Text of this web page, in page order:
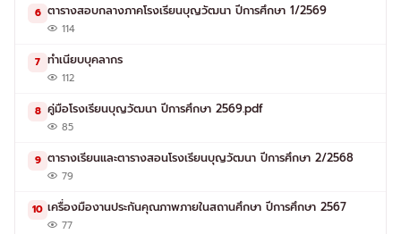
6 ตารางสอบกลางภาคโรงเรียนบุญวัฒนา ปีการศึกษา 1/2569
114
7 ทำเนียบบุคลากร
112
8 คู่มือโรงเรียนบุญวัฒนา ปีการศึกษา 2569.pdf
85
9 ตารางเรียนและตารางสอนโรงเรียนบุญวัฒนา ปีการศึกษา 2/2568
79
10 เครื่องมืองานประกันคุณภาพภายในสถานศึกษา ปีการศึกษา 2567
77